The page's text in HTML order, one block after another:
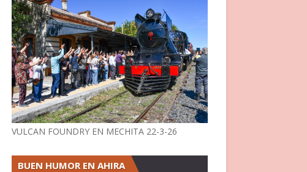
VULCAN FOUNDRY EN MECHITA 22-3-26
BUEN HUMOR EN AHIRA